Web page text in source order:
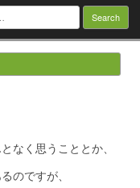
なく思うこととか、
のですが、